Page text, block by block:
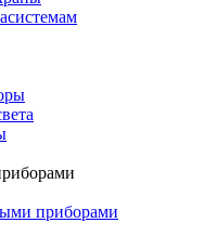
приборами